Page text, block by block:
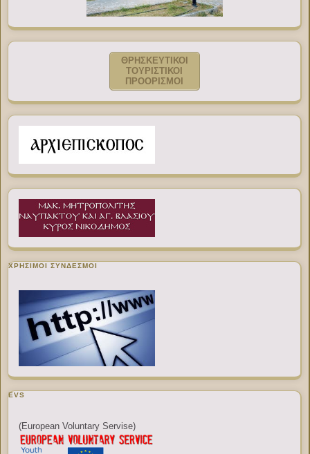
ΘΡΗΣΚΕΥΤΙΚΟΙ
ΤΟΥΡΙΣΤΙΚΟΙ
ΠΡΟΟΡΙΣΜΟΙ
ΧΡΉΣΙΜΟΙ ΣΎΝΔΕΣΜΟΙ
EVS
(European Voluntary Servise)